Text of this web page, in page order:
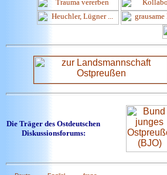
Die Träger des Ostdeutschen
Diskussionsforums: